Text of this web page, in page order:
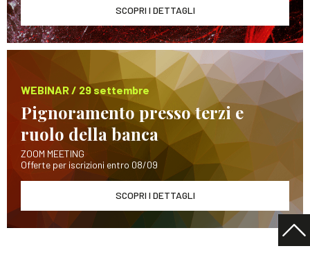
SCOPRI I DETTAGLI
WEBINAR / 29 settembre
Pignoramento presso terzi e
ruolo della banca
ZOOM MEETING
Offerte per iscrizioni entro 08/09
SCOPRI I DETTAGLI